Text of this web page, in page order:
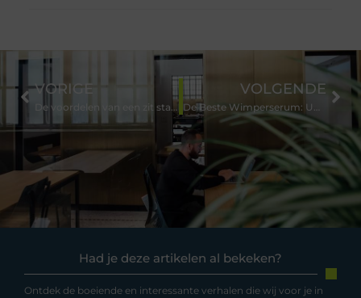
Had je deze artikelen al bekeken?
Ontdek de boeiende en interessante verhalen die wij voor je in
VORIGE
De voordelen van een zit sta bureau elektrisch tweedehands
VOLGENDE
De Beste Wimperserum: Uw Ogen Benadrukken Zonder Bouffante Wimpers!